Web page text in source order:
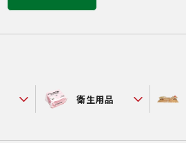
衛生用品